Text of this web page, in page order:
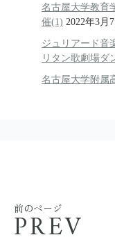
名古屋大学教育
催(1) 2022年3月
ジュリアード音
リタン歌劇場ダ
名古屋大学附属
前のページ
PREV